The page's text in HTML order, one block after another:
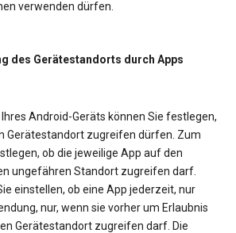
verwenden dürfen.
des Gerätestandorts durch Apps
Android-Geräts können Sie festlegen,
Gerätestandort zugreifen dürfen. Zum
ob die jeweilige App auf den
ungefähren Standort zugreifen darf.
einstellen, ob eine App jederzeit, nur
nur, wenn sie vorher um Erlaubnis
Gerätestandort zugreifen darf. Die